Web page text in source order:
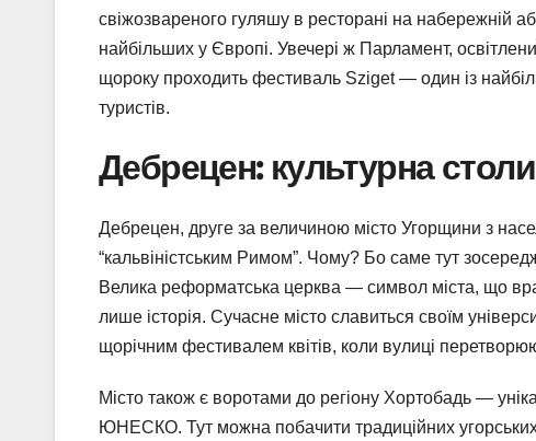
свіжозвареного гуляшу в ресторані на набережній
найбільших у Європі. Увечері ж Парламент,
щороку проходить фестиваль Sziget — один із
туристів.
Дебрецен: культурна
Дебрецен, друге за величиною місто Угорщини з
“кальвіністським Римом”. Чому? Бо саме тут
Велика реформатська церква — символ міста, що
лише історія. Сучасне місто славиться своїм
щорічним фестивалем квітів, коли вулиці
Місто також є воротами до регіону Хортобадь —
ЮНЕСКО. Тут можна побачити традиційних угорських